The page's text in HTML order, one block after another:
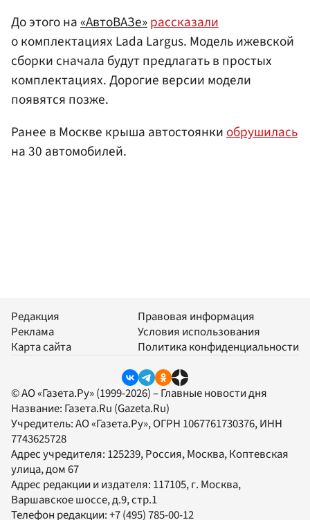
До этого на«АвтоВАЗе»рассказали
о комплектациях Lada Largus. Модель ижевской
сборки сначала будут предлагать в простых
комплектациях. Дорогие версии модели
появятся позже.
Ранее в Москве крыша автостоянкиобрушилась
на 30 автомобилей.
Редакция
Реклама
Карта сайта
Правовая информация
Условия использования
Политика конфиденциальности
© АО «Газета.Ру» (1999-2026) – Главные новости дня
Название: Газета.Ru (Gazeta.Ru)
Учредитель:АО «Газета.Ру», ОГРН 1067761730376, ИНН
7743625728
Адрес учредителя: 125239, Россия, Москва, Коптевская
улица, дом 67
Адрес редакции и издателя: 117105, г. Москва,
Варшавское шоссе, д.9, стр.1
Телефон редакции:+7 (495) 785-00-12